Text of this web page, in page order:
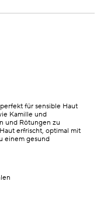
für sensible Haut
Kamille und
und Rötungen zu
erfrischt, optimal mit
einem gesund